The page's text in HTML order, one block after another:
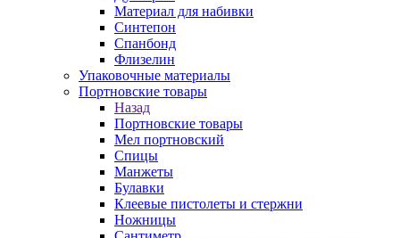
Материал для набивки
Синтепон
Спанбонд
Флизелин
Упаковочные материалы
Портновские товары
Назад
Портновские товары
Мел портновский
Спицы
Манжеты
Булавки
Клеевые пистолеты и стержни
Ножницы